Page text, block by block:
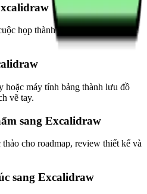
họp thành sơ đồ chỉnh sửa được
hoặc máy tính bảng thành lưu đồ
vẽ tay.
sang Excalidraw
cho roadmap, review thiết kế và
sang Excalidraw